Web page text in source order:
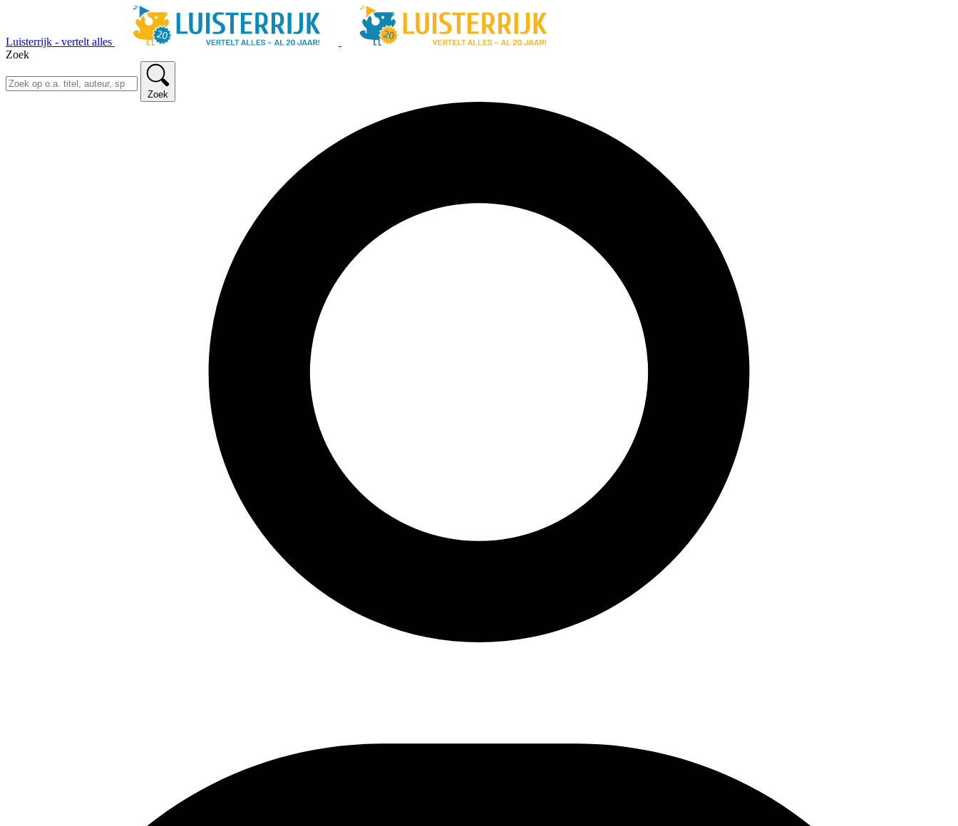
Luisterrijk - vertelt alles
Zoek
Zoek